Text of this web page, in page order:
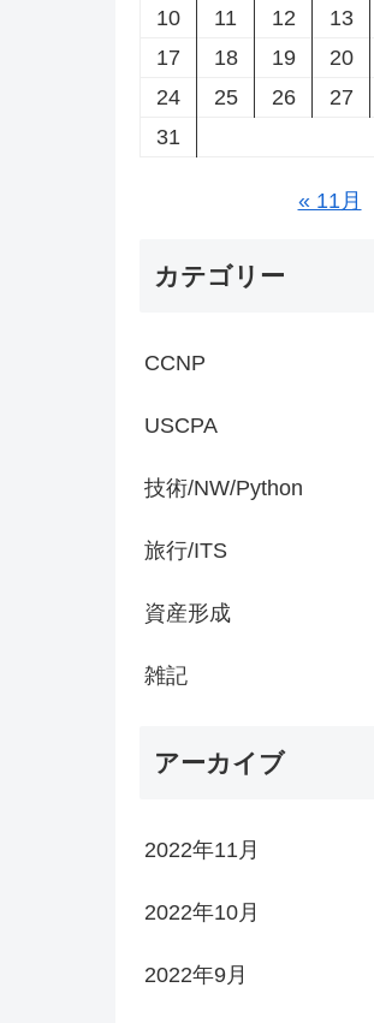
10
11 12 13
17
18 19 20
24
25 26 27
31
« 11月
カテゴリー
CCNP
USCPA
技術/NW/Python
旅行/ITS
資産形成
雑記
アーカイブ
2022年11月
2022年10月
2022年9月